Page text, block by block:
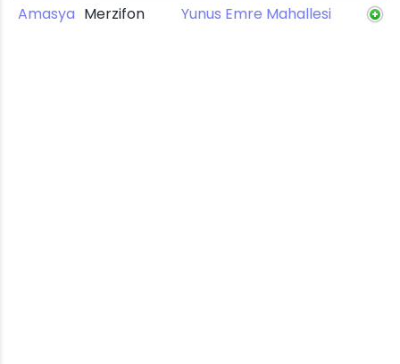
Amasya Merzifon Yunus Emre Mahallesi